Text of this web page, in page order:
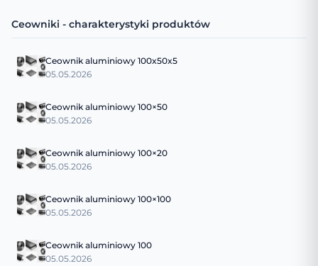
Ceowniki - charakterystyki produktów
Ceownik aluminiowy 100x50x5
05.05.2026
Ceownik aluminiowy 100×50
05.05.2026
Ceownik aluminiowy 100×20
05.05.2026
Ceownik aluminiowy 100×100
05.05.2026
Ceownik aluminiowy 100
05.05.2026